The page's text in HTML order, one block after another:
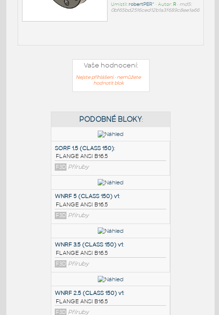
Umístil:robertPER^ • Autor: R• md5:
0bf65bd2516ced12b1a3f689c8ee1a66
Vaše hodnocení:
Nejste přihlášeni - nemůžete
hodnotit blok
PODOBNÉ BLOKY:
SORF 1.5 (CLASS 150)
FLANGE ANSI B16.5
F3D Příruby
WNRF 5 (CLASS 150) v1
FLANGE ANSI B16.5
F3D Příruby